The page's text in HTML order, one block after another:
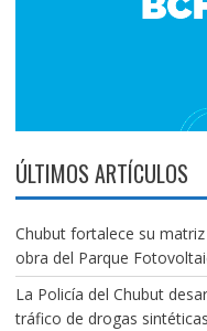
ÚLTIMOS ARTÍCULOS
Chubut fortalece su
obra del Parque
La Policía del Chubut
tráfico de drogas